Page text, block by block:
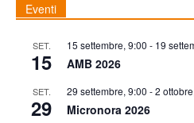
Eventi
SET.
15
15 settembre, 9:00 - 19
AMB 2026
SET.
29
29 settembre, 9:00 -2
Micronora 2026